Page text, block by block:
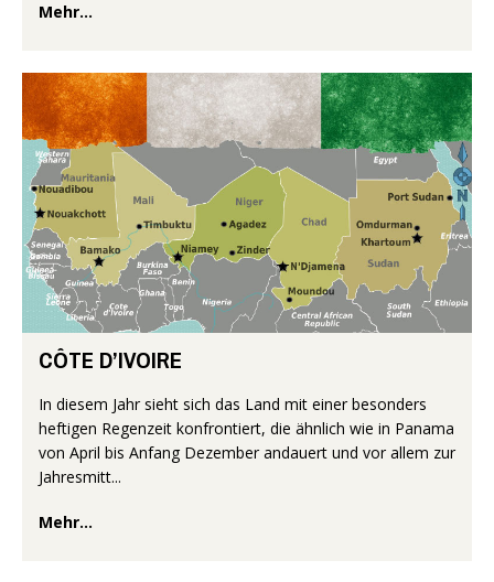
Mehr...
CÔTE D’IVOIRE
In diesem Jahr sieht sich das Land mit einer besonders
heftigen Regenzeit konfrontiert, die ähnlich wie in Panama
von April bis Anfang Dezember andauert und vor allem zur
Jahresmitt...
Mehr...